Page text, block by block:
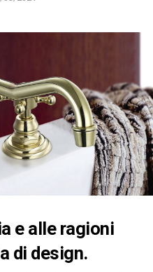
e alle ragioni
di design.